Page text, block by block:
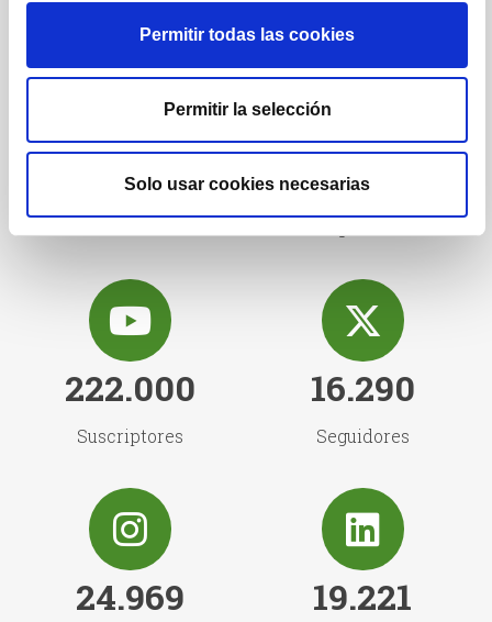
Permitir todas las cookies
Permitir la selección
Solo usar cookies necesarias
1.222 1.732
222.000
Suscriptores
16.290
Seguidores
24.969 19.221